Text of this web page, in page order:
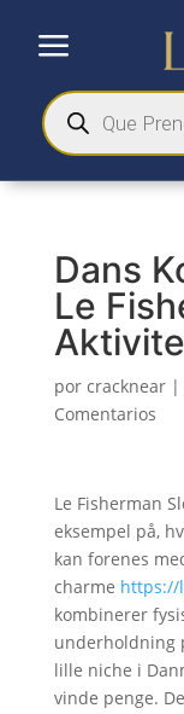
a
Búsqueda
de
productos
Dans
Le
por cracknear|
Comentarios
Le Fisherman
eksempel på,
kan forenes
charme https://
kombinerer
underholdning
lille niche i
vinde penge.